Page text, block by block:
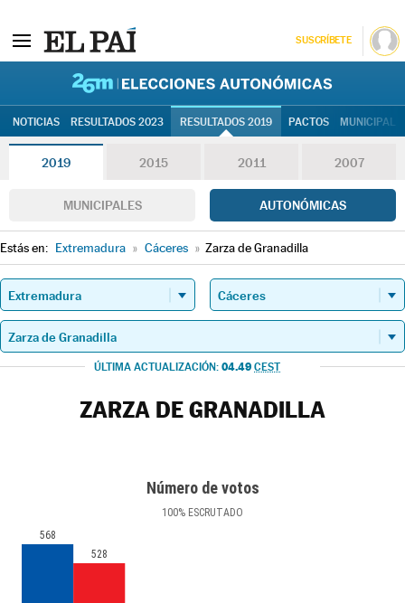
SUSCRÍBETE
NOTICIAS RESULTADOS 2023 RESULTADOS 2019 PACTOS
2019 2015 2011 2007
MUNICIPALES AUTONÓMICAS
Estás en: Extremadura » Cáceres » Zarza de Granadilla
ÚLTIMA ACTUALIZACIÓN: 04.49 CEST
ZARZA DE GRANADILLA
Número de votos
100% ESCRUTADO
568
528